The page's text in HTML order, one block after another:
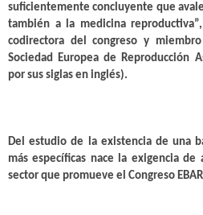
suficientemente concluyente que
también a la medicina
codirectora del congreso y
Sociedad Europea de Reproducción
por sus siglas en inglés).
Del estudio de la existencia de una
más específicas nace la exigencia
sector que promueve el Congreso